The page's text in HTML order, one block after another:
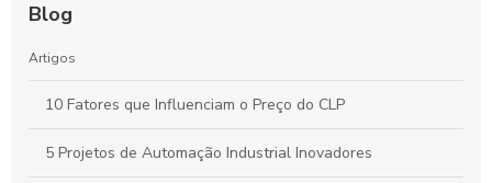
Blog
Artigos
10 Fatores que Influenciam o Preço do CLP
5 Projetos de Automação Industrial Inovadores